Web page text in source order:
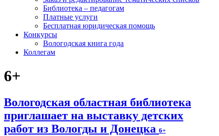
Библиотека – педагогам
Платные услуги
Бесплатная юридическая помощь
Конкурсы
Вологодская книга года
Коллегам
6+
Вологодская областная библиотека
приглашает на выставку детских
работ из Вологды и Донецка 6+